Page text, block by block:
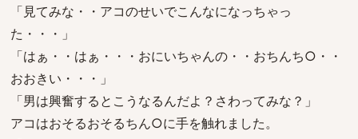
「見てみな・・アコのせいでこんなになっちゃっ
た・・・」
「はぁ・・はぁ・・・おにいちゃんの・・おちんち○・・
おおきい・・・」
「男は興奮するとこうなるんだよ？さわってみな？」
アコはおそるおそるちん○に手を触れました。